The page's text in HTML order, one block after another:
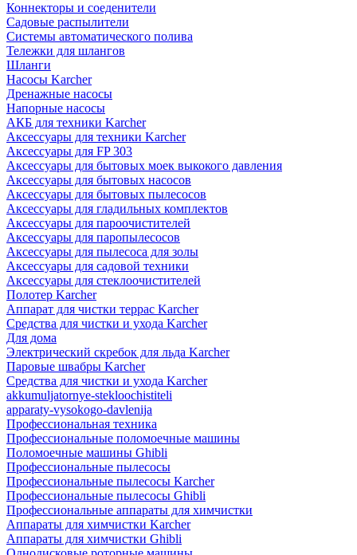
Коннекторы и соеденители
Садовые распылители
Системы автоматического полива
Тележки для шлангов
Шланги
Насосы Karcher
Дренажные насосы
Напорные насосы
АКБ для техники Karcher
Аксессуары для техники Karcher
Аксессуары для FP 303
Аксессуары для бытовых моек выкокого давления
Аксессуары для бытовых насосов
Аксессуары для бытовых пылесосов
Аксессуары для гладильных комплектов
Аксессуары для пароочистителей
Аксессуары для паропылесосов
Аксессуары для пылесоса для золы
Аксессуары для садовой техники
Аксессуары для стеклоочистителей
Полотер Karcher
Аппарат для чистки террас Karcher
Средства для чистки и ухода Karcher
Для дома
Электрический скребок для льда Karcher
Паровые швабры Karcher
Средства для чистки и ухода Karcher
akkumuljatornye-stekloochistiteli
apparaty-vysokogo-davlenija
Профессиональная техника
Профессиональные поломоечные машины
Поломоечные машины Ghibli
Профессиональные пылесосы
Профессиональные пылесосы Karcher
Профессиональные пылесосы Ghibli
Профессиональные аппараты для химчистки
Аппараты для химчистки Karcher
Аппараты для химчистки Ghibli